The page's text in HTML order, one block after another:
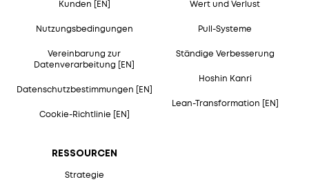
Kunden [EN]
Nutzungsbedingungen
Vereinbarung zur
Datenverarbeitung [EN]
Datenschutzbestimmungen [EN]
Cookie-Richtlinie [EN]
RESSOURCEN
Strategie
Wert und Verlust
Pull-Systeme
Ständige Verbesserung
Hoshin Kanri
Lean-Transformation [EN]